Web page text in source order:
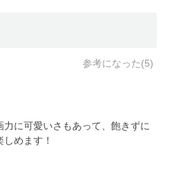
参考になった(5)
に可愛いさもあって、飽きずに
めます！